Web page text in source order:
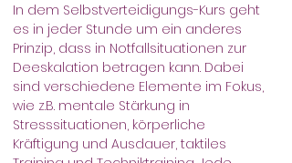
In dem Selbstverteidigungs-Kurs geht
es in jeder Stunde um ein anderes
Prinzip, dass in Notfallsituationen zur
Deeskalation betragen kann. Dabei
sind verschiedene Elemente im Fokus,
wie z.B. mentale Stärkung in
Stresssituationen, körperliche
Kräftigung und Ausdauer, taktiles